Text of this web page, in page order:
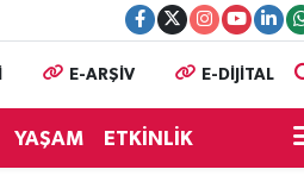
E-ARŞİV E-DİJİTAL
YAŞAM ETKİNLİK